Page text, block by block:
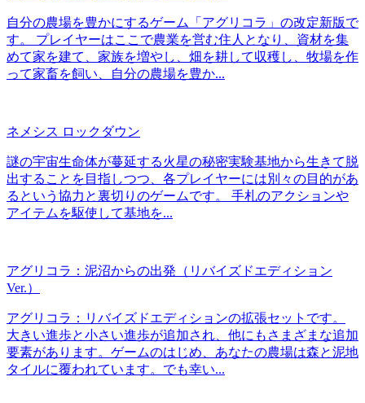
自分の農場を豊かにするゲーム「アグリコラ」の改定新版で
す。 プレイヤーはここで農業を営む住人となり、資材を集
めて家を建て、家族を増やし、畑を耕して収穫し、牧場を作
って家畜を飼い、自分の農場を豊か...
ネメシス ロックダウン
謎の宇宙生命体が蔓延する火星の秘密実験基地から生きて脱
出することを目指しつつ、各プレイヤーには別々の目的があ
るという協力と裏切りのゲームです。 手札のアクションや
アイテムを駆使して基地を...
アグリコラ：泥沼からの出発（リバイズドエディション
Ver.）
アグリコラ：リバイズドエディションの拡張セットです。
大きい進歩と小さい進歩が追加され、他にもさまざまな追加
要素があります。ゲームのはじめ、あなたの農場は森と泥地
タイルに覆われています。でも幸い...